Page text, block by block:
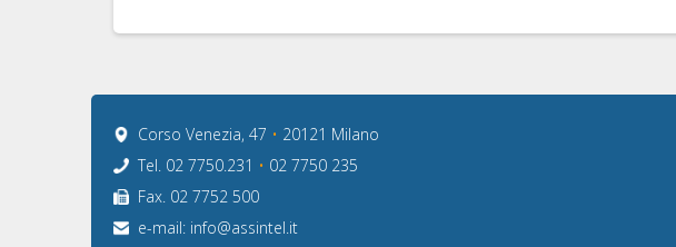
Corso Venezia, 47 • 20121 Milano
Tel. 02 7750.231 • 02 7750 235
Fax. 02 7752 500
e-mail: info@assintel.it